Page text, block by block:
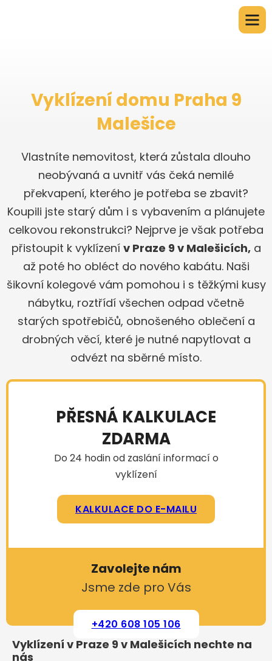
Vyklízení domu Praha 9
Malešice
Vlastníte nemovitost, která zůstala dlouho
neobývaná a uvnitř vás čeká nemilé
překvapení, kterého je potřeba se zbavit?
Koupili jste starý dům i s vybavením a plánujete
celkovou rekonstrukci? Nejprve je však potřeba
přistoupit k vyklízení v Praze 9 v Malešicích,a
až poté ho obléct do nového kabátu. Naši
šikovní kolegové vám pomohou i s těžkými kusy
nábytku, roztřídí všechen odpad včetně
starých spotřebičů, obnošeného oblečení a
drobných věcí, které je nutné napytlovat a
odvézt na sběrné místo.
PŘESNÁ KALKULACE
ZDARMA
Do 24 hodin od zaslání informací o
vyklízení
KALKULACE DO E-MAILU
Zavolejte nám
Jsme zde pro Vás
+420 608 105 106
Vyklízení v Praze 9 v Malešicích nechte na
nás